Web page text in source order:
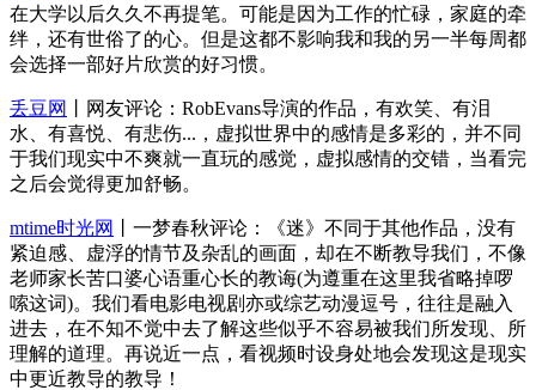
在大学以后久久不再提笔。可能是因为工作的忙碌，家庭的牵
绊，还有世俗了的心。但是这都不影响我和我的另一半每周都
会选择一部好片欣赏的好习惯。
丢豆网
丨网友评论：RobEvans导演的作品，有欢笑、有泪
水、有喜悦、有悲伤...，虚拟世界中的感情是多彩的，并不同
于我们现实中不爽就一直玩的感觉，虚拟感情的交错，当看完
之后会觉得更加舒畅。
mtime时光网
丨一梦春秋评论：《迷》不同于其他作品，没有
紧迫感、虚浮的情节及杂乱的画面，却在不断教导我们，不像
老师家长苦口婆心语重心长的教诲(为遵重在这里我省略掉啰
嗦这词)。我们看电影电视剧亦或综艺动漫逗号，往往是融入
进去，在不知不觉中去了解这些似乎不容易被我们所发现、所
理解的道理。再说近一点，看视频时设身处地会发现这是现实
中更近教导的教导！